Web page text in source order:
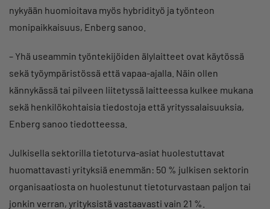
nykyään huomioitava myös hybridityö ja työnteon
monipaikkaisuus, Enberg sanoo.
– Yhä useammin työntekijöiden älylaitteet ovat käytössä
sekä työympäristössä että vapaa-ajalla. Näin ollen
kännykässä tai pilveen liitetyssä laitteessa kulkee mukana
sekä henkilökohtaisia tiedostoja että yrityssalaisuuksia,
Enberg sanoo tiedotteessa.
Julkisella sektorilla tietoturva-asiat huolestuttavat
huomattavasti yrityksiä enemmän: 50 % julkisen sektorin
organisaatiosta on huolestunut tietoturvastaan paljon tai
jonkin verran, yrityksistä vastaavasti vain 21 %.